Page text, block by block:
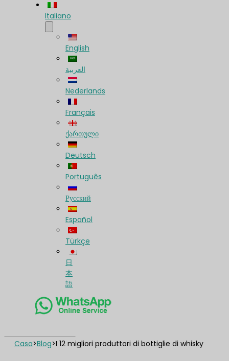
Italiano
English
العربية
Nederlands
Français
ქართული
Deutsch
Português
Русский
Español
Türkçe
日
本
語
Casa>Blog>I 12 migliori produttori di bottiglie di whisky